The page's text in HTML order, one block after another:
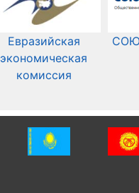
Евразийская
экономическая
комиссия